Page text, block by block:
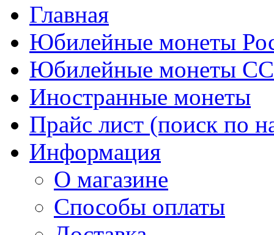
Главная
Юбилейные монеты
Юбилейные монеты
Иностранные монеты
Прайс лист (поиск по
Информация
О магазине
Способы оплаты